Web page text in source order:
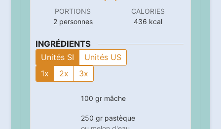
PORTIONS
2 personnes
CALORIES
436 kcal
INGRÉDIENTS
Unités SI
Unités US
1x
2x 3x
100 gr mâche
250 gr pastèque